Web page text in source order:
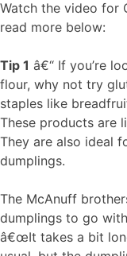
Watch the video for
read more below:
Tip 1 â€“ If you’re
flour, why not try
staples like
These products are
They are also ideal
dumplings.
The McAnuff
dumplings to go
â€œIt takes a bit